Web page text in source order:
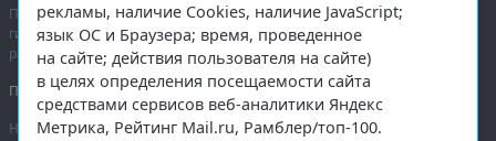
При полном или частичном использовании любых материалов
гиперссылка на region29.ruобязательна. Копирование материалов без
разрешения администрации сайта запрещено.
Правовая информация.
На информационном ресурсе применяютсярекомендательные
рекламы, наличие Cookies, наличие JavaScript;
язык ОС и Браузера; время, проведенное
на сайте; действия пользователя на сайте)
в целях определения посещаемости сайта
средствами сервисов веб-аналитики Яндекс
Метрика, Рейтинг Mail.ru, Рамблер/топ-100.